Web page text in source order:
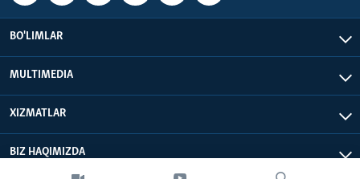
BO'LIMLAR
MULTIMEDIA
XIZMATLAR
BIZ HAQIMIZDA